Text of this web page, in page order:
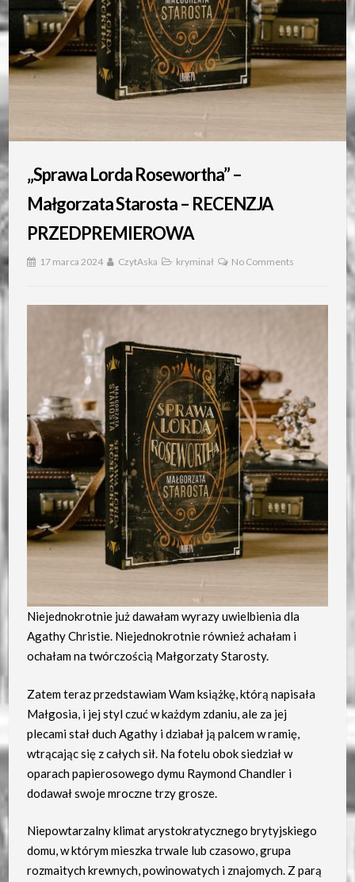
„Sprawa Lorda Rosewortha” –
Małgorzata Starosta – RECENZJA
PRZEDPREMIEROWA
17 marca 2024 CzytAska kryminał No Comments
Niejednokrotnie już dawałam wyrazy uwielbienia dla
Agathy Christie. Niejednokrotnie również achałam i
ochałam na twórczością Małgorzaty Starosty.
Zatem teraz przedstawiam Wam książkę, którą napisała
Małgosia, i jej styl czuć w każdym zdaniu, ale za jej
plecami stał duch Agathy i dziabał ją palcem w ramię,
wtrącając się z całych sił. Na fotelu obok siedział w
oparach papierosowego dymu Raymond Chandler i
dodawał swoje mroczne trzy grosze.
Niepowtarzalny klimat arystokratycznego brytyjskiego
domu, w którym mieszka trwale lub czasowo, grupa
rozmaitych krewnych, powinowatych i znajomych. Z parą